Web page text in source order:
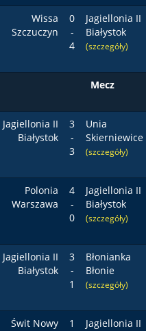
Wissa
Szczuczyn
0
-
4
Jagiellonia II
Białystok
(szczegóły)
Mecz
Jagiellonia II
Białystok
3
-
3
Unia
Skierniewice
(szczegóły)
Polonia
Warszawa
4
-
0
Jagiellonia II
Białystok
(szczegóły)
Jagiellonia II
Białystok
3
-
1
Błonianka
Błonie
(szczegóły)
Świt Nowy
1
Jagiellonia II